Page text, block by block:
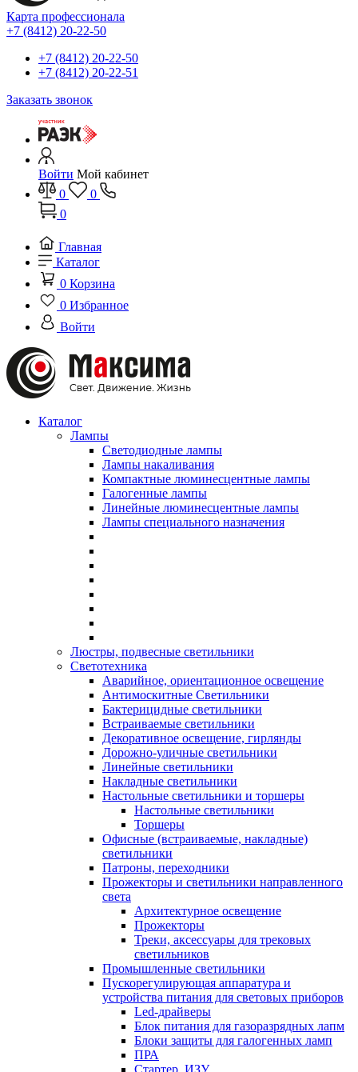
Карта профессионала
+7 (8412) 20-22-50
+7 (8412) 20-22-50
+7 (8412) 20-22-51
Заказать звонок
Войти Мой кабинет
0
0
0
Главная
Каталог
0 Корзина
0 Избранное
Войти
Каталог
Лампы
Светодиодные лампы
Лампы накаливания
Компактные люминесцентные лампы
Галогенные лампы
Линейные люминесцентные лампы
Лампы специального назначения
Люстры, подвесные светильники
Светотехника
Аварийное, ориентационное освещение
Антимоскитные Светильники
Бактерицидные светильники
Встраиваемые светильники
Декоративное освещение, гирлянды
Дорожно-уличные светильники
Линейные светильники
Накладные светильники
Настольные светильники и торшеры
Настольные светильники
Торшеры
Офисные (встраиваемые, накладные)
светильники
Патроны, переходники
Прожекторы и светильники направленного
света
Архитектурное освещение
Прожекторы
Треки, аксессуары для трековых
светильников
Промышленные светильники
Пускорегулирующая аппаратура и
устройства питания для световых приборов
Led-драйверы
Блок питания для газоразрядных лапм
Блоки защиты для галогенных ламп
ПРА
Стартер, ИЗУ